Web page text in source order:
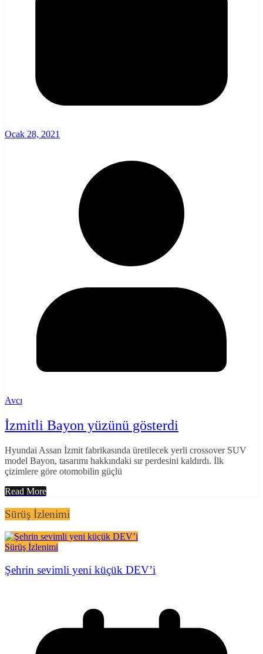
Ocak 28, 2021
Avcı
İzmitli Bayon yüzünü gösterdi
Hyundai Assan İzmit fabrikasında üretilecek yerli crossover SUV
model Bayon, tasarımı hakkındaki sır perdesini kaldırdı. İlk
çizimlere göre otomobilin güçlü
Read More
Sürüş İzlenimi
Sürüş İzlenimi
Şehrin sevimli yeni küçük DEV’i